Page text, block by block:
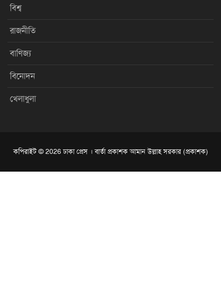
বিশ্ব
রাজনীতি
বাণিজ্য
বিনোদন
খেলাধুলা
কপিরাইট © 2026 ঢাকা প্রেস । বার্তা প্রকাশক আমান উল্লাহ সরকার (প্রকাশক)